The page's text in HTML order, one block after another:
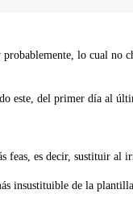
lo cual no
este, del primer día al
feas, es decir, sustituir al
insustituible de la plantilla.